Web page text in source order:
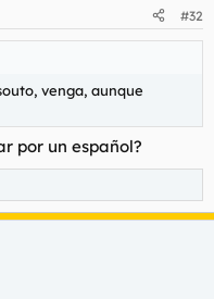
#32
venga, aunque
por un español?